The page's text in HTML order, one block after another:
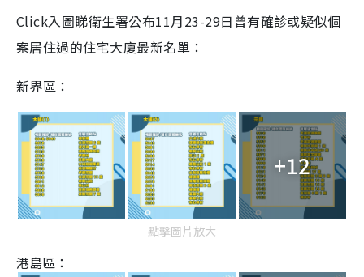
Click入圖睇衛生署公布11月23-29日曾有確診或疑似個
案居住過的住宅大廈最新名單：
新界區：
+12
點擊圖片放大
港島區：